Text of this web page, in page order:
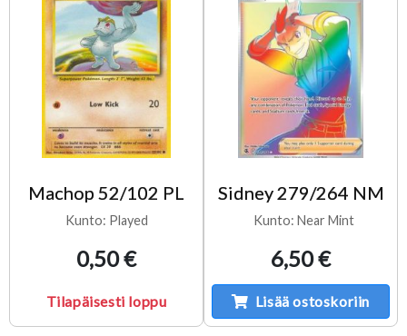
Machop 52/102 PL
Kunto: Played
0,50 €
Tilapäisesti loppu
Sidney 279/264 NM
Kunto: Near Mint
6,50 €
Lisää ostoskoriin